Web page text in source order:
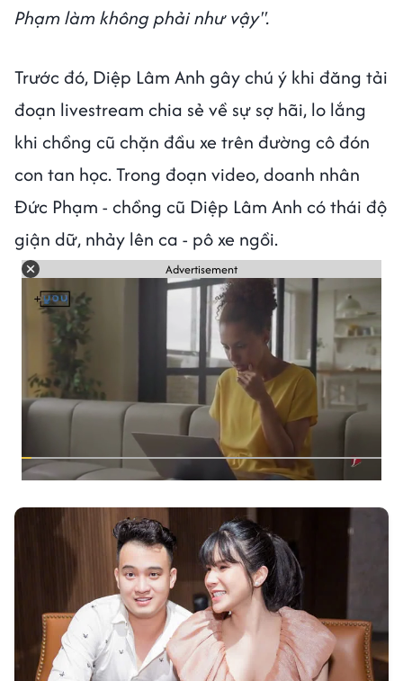
Phạm làm không phải như vậy".
Trước đó, Diệp Lâm Anh gây chú ý khi đăng tải
đoạn livestream chia sẻ về sự sợ hãi, lo lắng
khi chồng cũ chặn đầu xe trên đường cô đón
con tan học. Trong đoạn video, doanh nhân
Đức Phạm - chồng cũ Diệp Lâm Anh có thái độ
giận dữ, nhảy lên ca - pô xe ngồi.
Advertisement